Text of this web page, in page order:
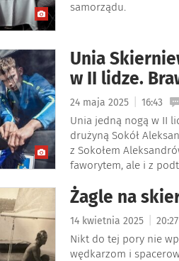
samorządu.
Unia
w II lidze.
24 maja 2025 16:43
Unia jedną nogą w II
drużyną Sokół
z Sokołem
faworytem, ale i z
Żagle na
14 kwietnia 2025 20:27
Nikt do tej pory nie
wędkarzom i